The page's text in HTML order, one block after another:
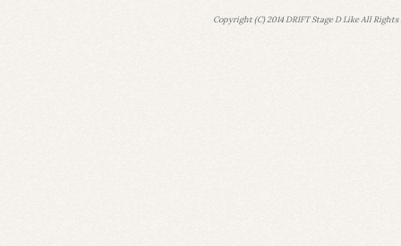
Copyright (C) 2014 DRIFT Stage D Like All